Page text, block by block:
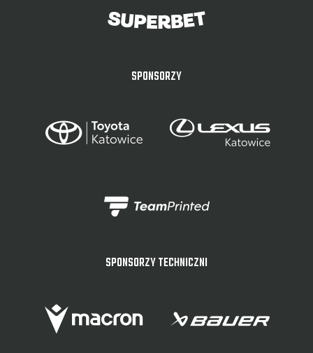
SPONSORZY
SPONSORZY TECHNICZNI